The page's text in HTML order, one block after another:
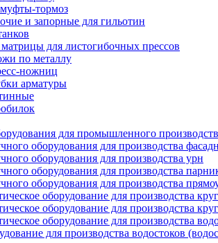
тормоз
и запорные для гильотин
для листогибочных прессов
по металлу
ножниц
арматуры
для промышленного
оборудования для производства
оборудования для производства урн
оборудования для производства
оборудования для производства
оборудование для производства
оборудование для производства
оборудование для производства
для производства водостоков